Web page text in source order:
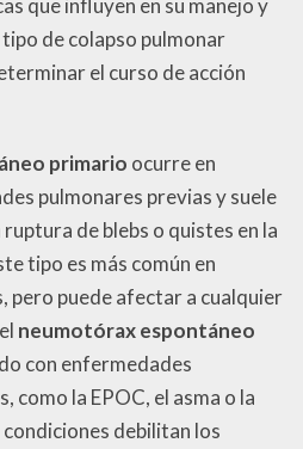
que influyen en su manejo y
de colapso pulmonar
el curso de acción
primario ocurre en
pulmonares previas y suele
de blebs o quistes en la
tipo es más común en
pero puede afectar a cualquier
neumotórax espontáneo
con enfermedades
como la EPOC, el asma o la
debilitan los